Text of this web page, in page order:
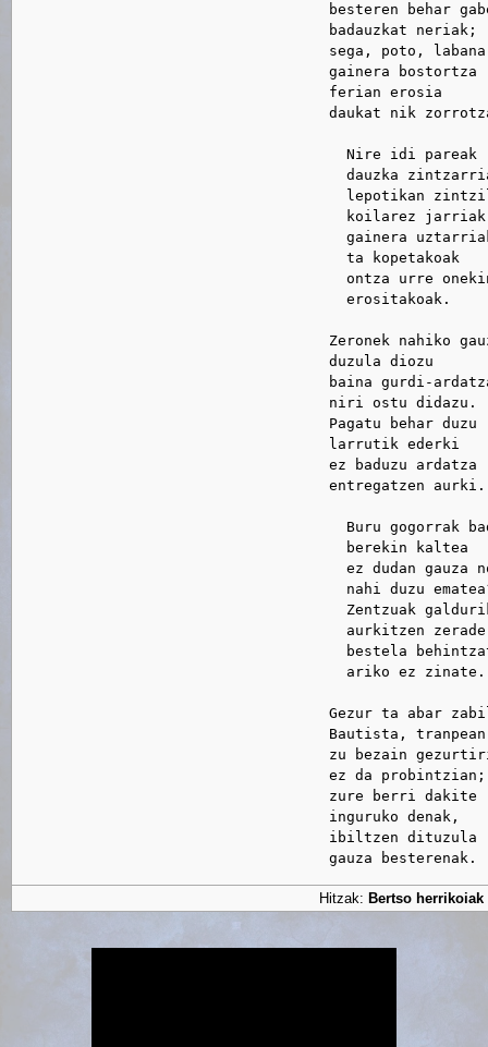
besteren behar
                                    badauzkat neriak;
sega, poto,
                                    gainera bostortza
                                    ferian erosia
daukat nik
                                      Nire idi pareak
dauzka
lepotikan
koilarez
gainera
                                      ta kopetakoak
ontza urre
                                      erositakoak.
Zeronek nahiko
                                    duzula diozu
baina gurdi-
                                    niri ostu didazu.
                                    Pagatu behar duzu
                                    larrutik ederki
                                    ez baduzu ardatza
                                    entregatzen aurki.
Buru gogorrak
                                      berekin kaltea
ez dudan gauza
nahi duzu
Zentzuak
                                      aurkitzen zerade
bestela
                                      ariko ez zinate.
Gezur ta abar
Bautista,
zu bezain
                                    ez da probintzian;
                                    zure berri dakite
                                    inguruko denak,
                                    ibiltzen dituzula
Hitzak: Bertso herrikoiak